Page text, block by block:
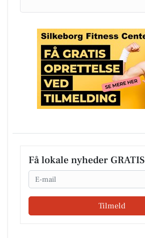
Få lokale nyheder GRATIS
Email
Tilmeld